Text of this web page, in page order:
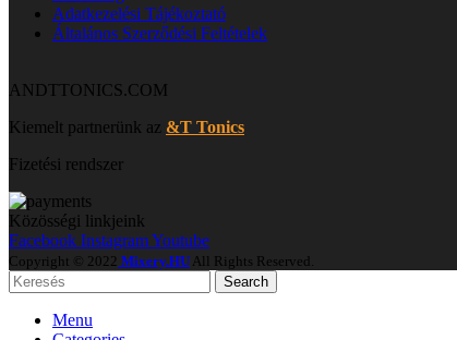
Adatkezelési Tájékoztató
Általános Szerződési Feltételek
ANDTTONICS.COM
Kiemelt partnerünk az &T Tonics
Fizetési rendszer
Közösségi linkjeink
Facebook InstagramYoutube
Copyright © 2022 Mixery.HU All Rights Reserved.
Search
Menu